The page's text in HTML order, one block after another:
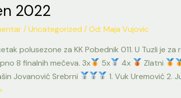
2022
/Uncategorized / Od: Maja Vujovic
polusezone za KK Pobednik 011. U Tuzli je
8 finalnih mečeva. 3x
5x 4x Zlatni
Jovanović Srebrni
1. Vuk Uremović 2.